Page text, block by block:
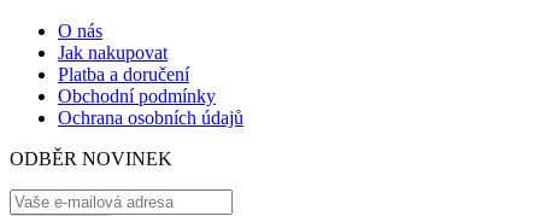
O nás
Jak nakupovat
Platba a doručení
Obchodní podmínky
Ochrana osobních údajů
ODBĚR NOVINEK